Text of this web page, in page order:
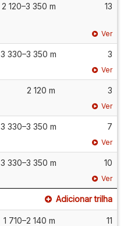
2 120–3 350 m 13
Ver
3 330–3 350 m 3
Ver
2 120 m 3
Ver
3 330–3 350 m 7
Ver
3 330–3 350 m 10
Ver
Adicionar trilha
1 710–2 140 m 11